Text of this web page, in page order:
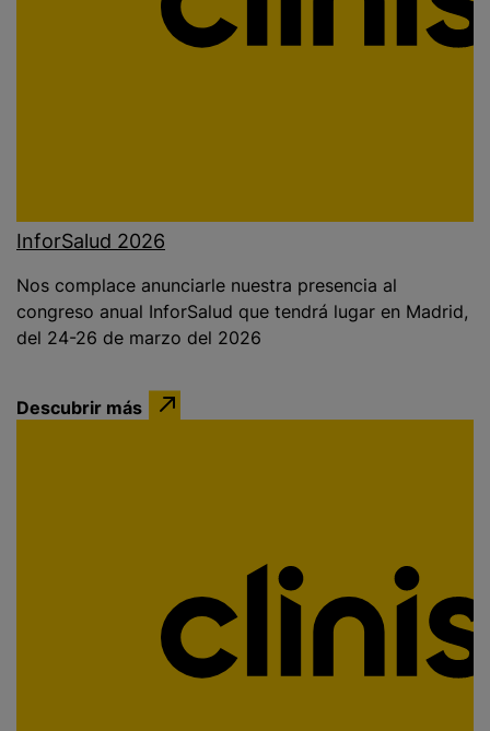
InforSalud 2026
Nos complace anunciarle nuestra presencia al
congreso anual InforSalud que tendrá lugar en Madrid,
del 24-26 de marzo del 2026
Descubrir más